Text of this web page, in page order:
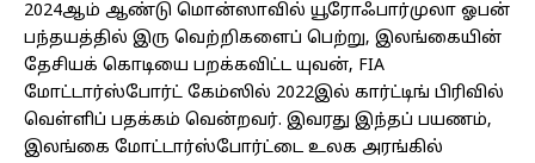
2024ஆம் ஆண்டு மொன்ஸாவில் யூரோஃபார்முலா ஓபன்
பந்தயத்தில் இரு வெற்றிகளைப் பெற்று, இலங்கையின்
தேசியக் கொடியை பறக்கவிட்ட யுவன், FIA
மோட்டார்ஸ்போர்ட் கேம்ஸில் 2022இல் கார்ட்டிங் பிரிவில்
வெள்ளிப் பதக்கம் வென்றவர். இவரது இந்தப் பயணம்,
இலங்கை மோட்டார்ஸ்போர்ட்டை உலக அரங்கில்